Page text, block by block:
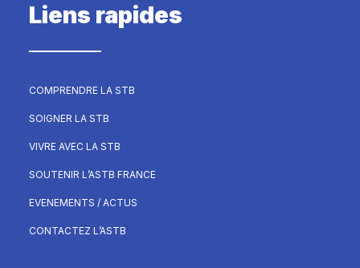
Liens rapides
COMPRENDRE LA STB
SOIGNER LA STB
VIVRE AVEC LA STB
SOUTENIR L’ASTB FRANCE
EVENEMENTS / ACTUS
CONTACTEZ L’ASTB